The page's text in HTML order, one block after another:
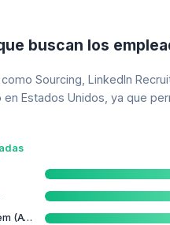
buscan los
Sourcing, LinkedIn
en Estados Unidos, ya que
Applicant Tracking System (ATS)